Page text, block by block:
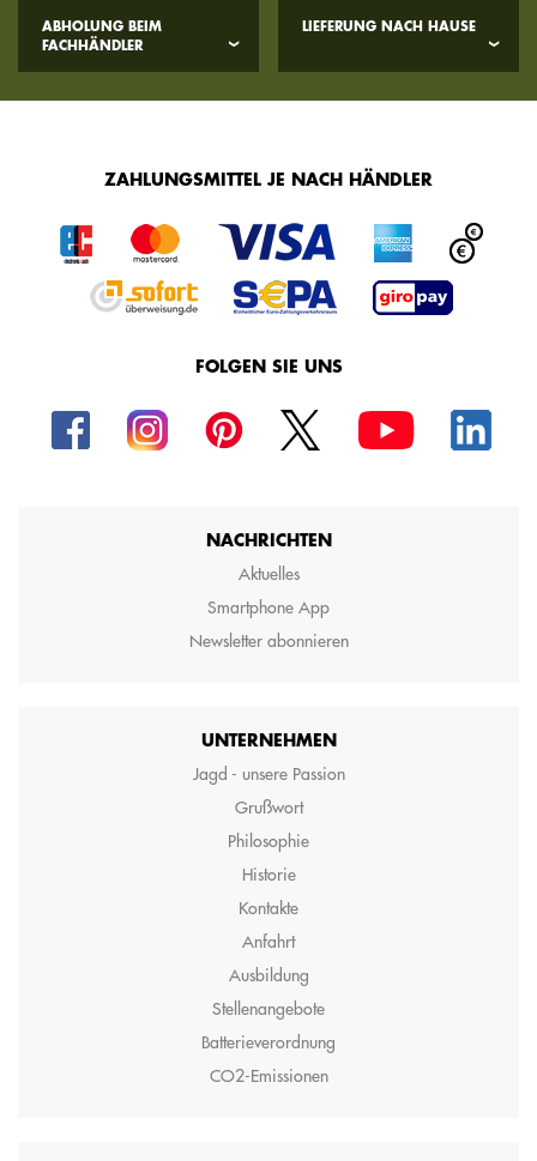
ABHOLUNG BEIM
FACHHÄNDLER
LIEFERUNG NACH HAUSE
ZAHLUNGSMITTEL JE NACH HÄNDLER
FOLGEN SIE UNS
NACHRICHTEN
Aktuelles
Smartphone App
Newsletter abonnieren
UNTERNEHMEN
Jagd - unsere Passion
Grußwort
Philosophie
Historie
Kontakte
Anfahrt
Ausbildung
Stellenangebote
Batterieverordnung
CO2-Emissionen